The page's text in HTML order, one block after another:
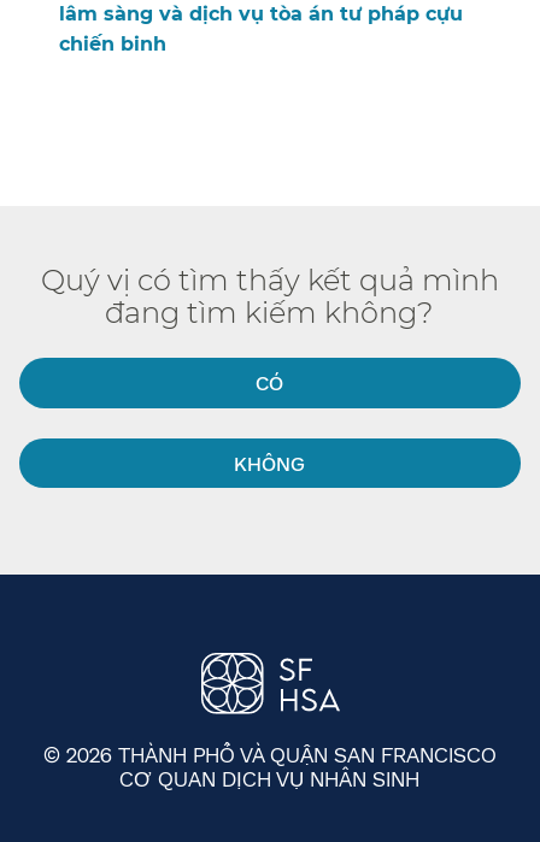
lâm sàng và dịch vụ tòa án tư pháp cựu
chiến binh​​
Quý vị có tìm thấy kết quả mình
đang tìm kiếm không?​​
CÓ​​
KHÔNG​​
© 2026 THÀNH PHỐ VÀ QUẬN SAN FRANCISCO
CƠ QUAN DỊCH VỤ NHÂN SINH